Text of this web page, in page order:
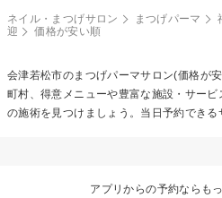
ネイル・まつげサロン まつげパーマ
迎
価格が安い順
会津若松市のまつげパーマサロン(価格が
町村、得意メニューや豊富な施設・サー
の施術を見つけましょう。当日予約できる
アプリからの予約ならも